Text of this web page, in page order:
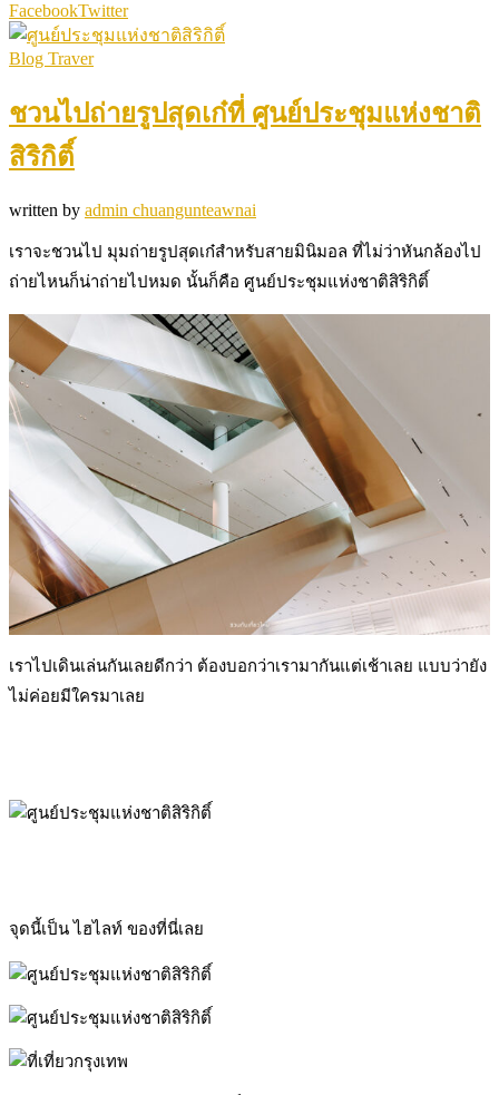
FacebookTwitter
Blog Traver
ชวนไปถ่ายรูปสุดเก๋ที่ ศูนย์ประชุมแห่งชาติ
สิริกิติ์
written by admin chuangunteawnai
เราจะชวนไป มุมถ่ายรูปสุดเก๋สำหรับสายมินิมอล ที่ไม่ว่าหันกล้องไป
ถ่ายไหนก็น่าถ่ายไปหมด นั้นก็คือ ศูนย์ประชุมแห่งชาติสิริกิติ์
เราไปเดินเล่นกันเลยดีกว่า ต้องบอกว่าเรามากันแต่เช้าเลย แบบว่ายัง
ไม่ค่อยมีใครมาเลย
จุดนี้เป็น ไฮไลท์ ของที่นี่เลย